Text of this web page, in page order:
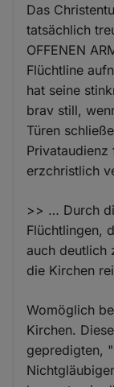
Das
tatsächlich
OFFENEN
Flüchtline
hat seine
brav still,
Türen
erzchristlich
>> … Durch
Flüchtlingen,
auch deutlich
die Kirchen
Womöglich
Kirchen.
gepredigten,